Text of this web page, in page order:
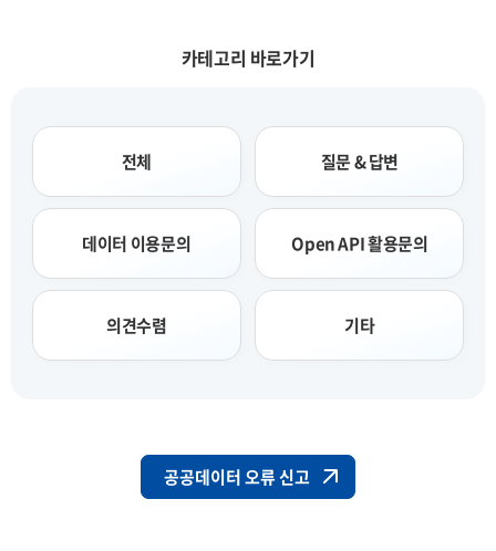
카테고리 바로가기
전체 질문 & 답변
데이터 이용문의 Open API 활용문의
의견수렴 기타
공공데이터 오류 신고